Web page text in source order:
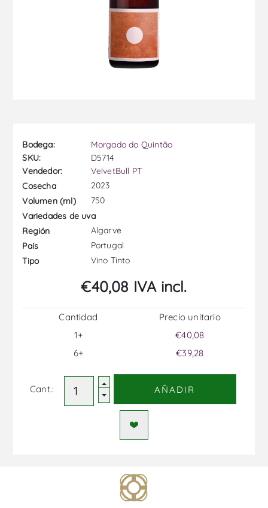
Bodega:
Morgado do Quintão
SKU:
D5714
Vendedor:
VelvetBull PT
Cosecha
2023
Volumen (ml)
750
Variedades de uva
Región
Algarve
País
Portugal
Tipo
Vino Tinto
€40,08 IVA incl.
Cantidad
1+
6+
Precio unitario
€40,08
€39,28
Cant.: AÑADIR